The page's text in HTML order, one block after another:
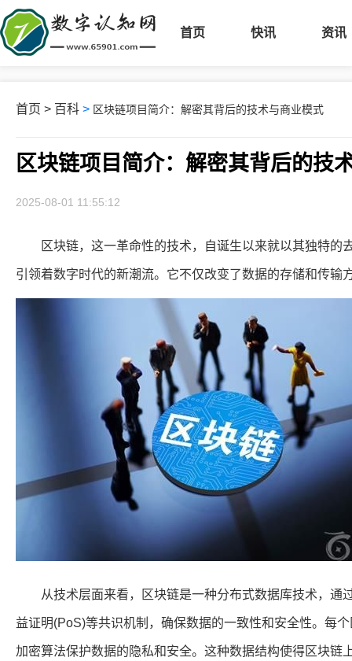
首页 快讯 资讯
首页 > 百科 > 区块链项目简介：解密其背后的技术与商业模式
区块链项目简介：解密其背后的技
2025-08-01 11:55:12
区块链，这一革命性的技术，自诞生以来就以其独特的
引领着数字时代的新潮流。它不仅改变了数据的存储和传输
从技术层面来看，区块链是一种分布式数据库技术，通
益证明(PoS)等共识机制，确保数据的一致性和安全性。每
加密算法保护数据的隐私和安全。这种数据结构使得区块链